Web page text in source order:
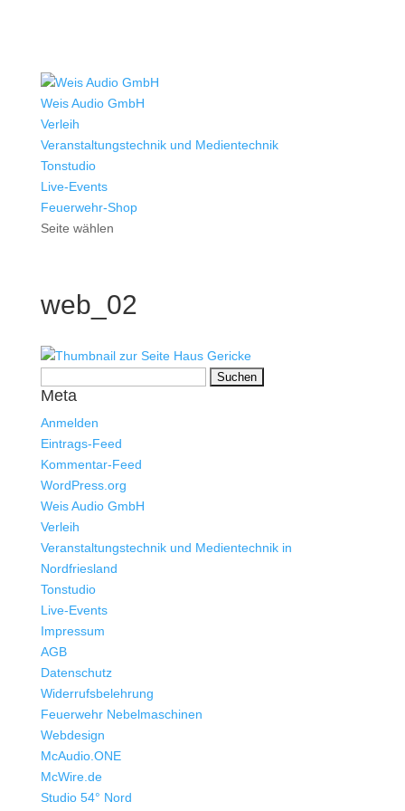
Weis Audio GmbH
Verleih
Veranstaltungstechnik und Medientechnik
Tonstudio
Live-Events
Feuerwehr-Shop
Seite wählen
web_02
nach:
Meta
Anmelden
Eintrags-Feed
Kommentar-Feed
WordPress.org
Weis Audio GmbH
Verleih
Veranstaltungstechnik und Medientechnik in
Nordfriesland
Tonstudio
Live-Events
Impressum
AGB
Datenschutz
Widerrufsbelehrung
Feuerwehr Nebelmaschinen
Webdesign
McAudio.ONE
McWire.de
Studio 54° Nord